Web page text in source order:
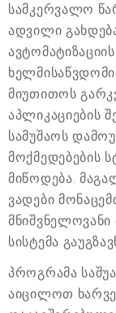
სამკერვალო
ადვილი
მიუთითოს
აპლიკაციების
სამუშაოს
მოქმედებების
მიწოდება.
ვადები
მნიშვნელოვანი
სისტემა
პროგრამა
აიცილოთ